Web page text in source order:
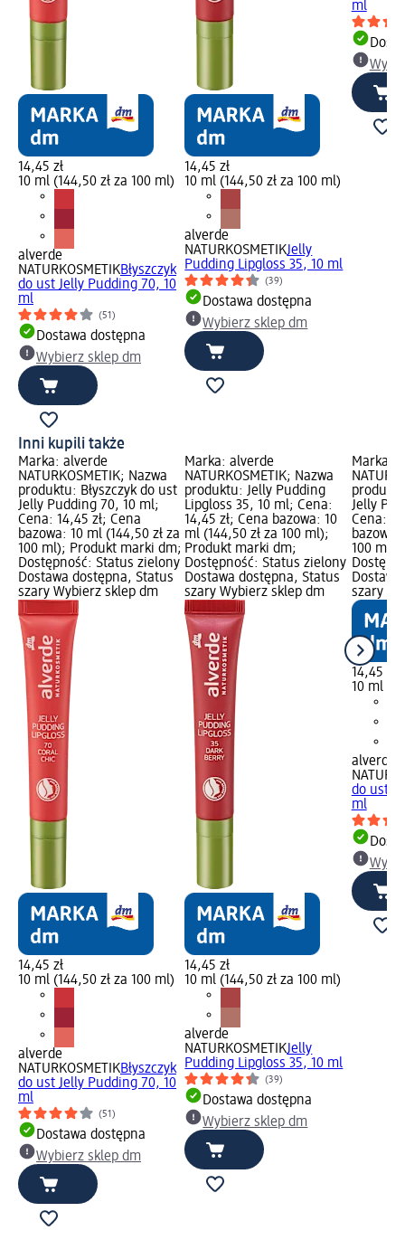
14,45 zł
10 ml (144,50 zł za 100 ml)
alverde
NATURKOSMETIKBłyszczyk
do ust Jelly Pudding 70, 10
ml
(51)
Dostawa dostępna
Wybierz sklep dm
14,45 zł
10 ml (144,50 zł za 100 ml)
alverde
NATURKOSMETIKJelly
Pudding Lipgloss 35, 10 ml
(39)
Dostawa dostępna
Wybierz sklep dm
ml
Inni kupili także
Marka: alverde
NATURKOSMETIK; Nazwa
produktu: Błyszczyk do ust
Jelly Pudding 70, 10 ml;
Cena: 14,45 zł; Cena
bazowa: 10 ml (144,50 zł za
100 ml); Produkt marki dm;
Dostępność: Status zielony
Dostawa dostępna, Status
szary Wybierz sklep dm
14,45 zł
10 ml (144,50 zł za 100 ml)
alverde
NATURKOSMETIKBłyszczyk
do ust Jelly Pudding 70, 10
ml
(51)
Dostawa dostępna
Wybierz sklep dm
Marka: alverde
NATURKOSMETIK; Nazwa
produktu: Jelly Pudding
Lipgloss 35, 10 ml; Cena:
14,45 zł; Cena bazowa: 10
ml (144,50 zł za 100 ml);
Produkt marki dm;
Dostępność: Status zielony
Dostawa dostępna, Status
szary Wybierz sklep dm
14,45 zł
10 ml (144,50 zł za 100 ml)
alverde
NATURKOSMETIKJelly
Pudding Lipgloss 35, 10 ml
(39)
Dostawa dostępna
Wybierz sklep dm
Marka:
Jelly
Cena:
bazowa:
100 ml);
szary
14,45 zł
10 ml
alverde
do ust
ml